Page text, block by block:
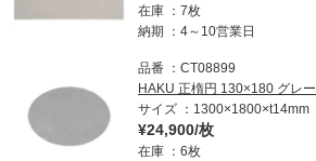
在庫
7枚
納期
4～10営業日
品番
CT08899
HAKU 正楕円 130×180 グレー
サイズ
1300×1800×t14mm
¥24,900/枚
在庫
6枚